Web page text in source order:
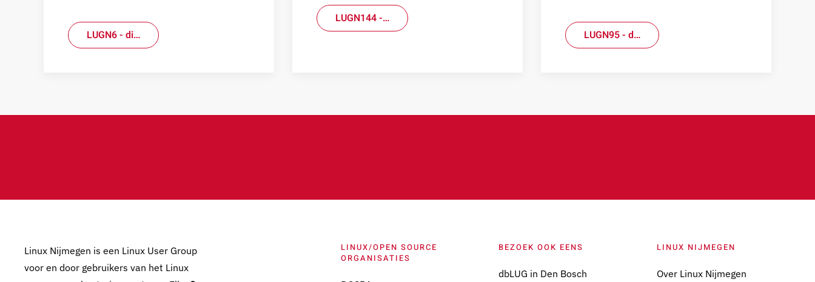
LUGN6 - di…
LUGN144 -…
LUGN95 - d…
Linux Nijmegen is een Linux User Group
voor en door gebruikers van het Linux
LINUX/OPEN SOURCE
ORGANISATIES
BEZOEK OOK EENS
dbLUG in Den Bosch
LINUX NIJMEGEN
Over Linux Nijmegen